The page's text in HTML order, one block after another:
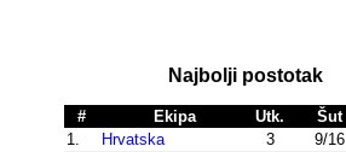
Najbolji postotak
# Ekipa Utk. Šut
1.
Hrvatska 3 9/16